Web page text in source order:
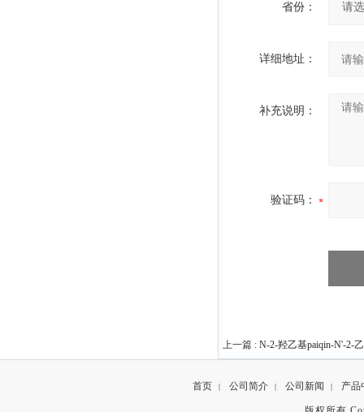
省份：
详细地址：
补充说明：
验证码：
上一篇 : N-2-羟乙基paiqin-N'-2-
首页 | 公司简介 | 公司新闻 | 产品